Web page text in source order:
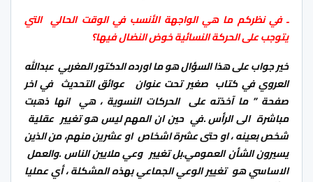
ـ في نظركم ما هي الواجهة الأنسب في الوقت الحالي التي
يتوجب على الحركة النسائية خوض النضال فيها؟
خير جواب على هذا السؤال هو ما اورده الدكتور المغربي عبدالله
العروي في كتاب صغير تحت عنوان عوائق التحديث في اخر
صفحة ” ما آخذته على الحركات النسوية ، هي انها ذهبت
مباشرة الى الرأس .في حين ان المهم ليس هو تغيير عقلية
شخص بعينه ، او حتى عشرة اشخاص او عشرين منهم، من الذين
يسيرون الشأن العمومي.بل تغيير وعي ملايين الناس .والعمل
الاساسي هو تغيير الوعي الجماعي بهذه المشكلة ، أي عمليا